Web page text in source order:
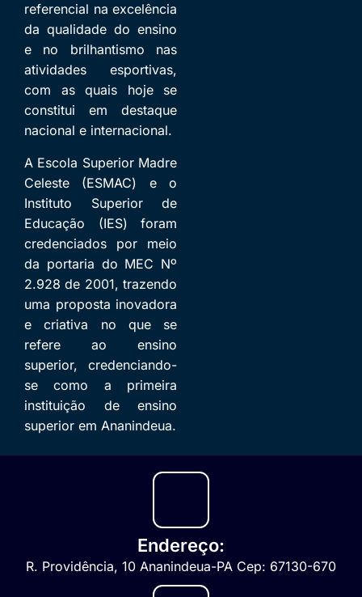
referencial na excelência
da qualidade do ensino
e no brilhantismo nas
atividades esportivas,
com as quais hoje se
constitui em destaque
nacional e internacional.
A Escola Superior Madre
Celeste (ESMAC) e o
Instituto Superior de
Educação (IES) foram
credenciados por meio
da portaria do MEC Nº
2.928 de 2001, trazendo
uma proposta inovadora
e criativa no que se
refere ao ensino
superior, credenciando-
se como a primeira
instituição de ensino
superior em Ananindeua.
Endereço:
R. Providência, 10 Ananindeua-PA Cep: 67130-670